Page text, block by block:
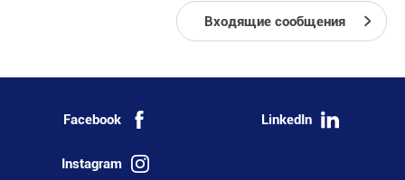
Входящие сообщения
Facebook LinkedIn
Instagram